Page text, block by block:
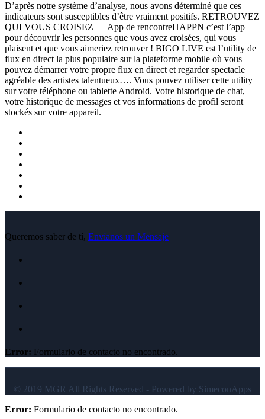
D’après notre système d’analyse, nous avons déterminé que ces
indicateurs sont susceptibles d’être vraiment positifs. RETROUVEZ
QUI VOUS CROISEZ — App de rencontreHAPPN c’est l’app
pour découvrir les personnes que vous avez croisées, qui vous
plaisent et que vous aimeriez retrouver ! BIGO LIVE est l’utility de
flux en direct la plus populaire sur la plateforme mobile où vous
pouvez démarrer votre propre flux en direct et regarder spectacle
agréable des artistes talentueux…. Vous pouvez utiliser cette utility
sur votre téléphone ou tablette Android. Votre historique de chat,
votre historique de messages et vos informations de profil seront
stockés sur votre appareil.
Queremos saber de tí, Envíanos un Mensaje
Error: Formulario de contacto no encontrado.
© 2019 MGR All Rights Reserved - Powered by SimeconApps
Error: Formulario de contacto no encontrado.